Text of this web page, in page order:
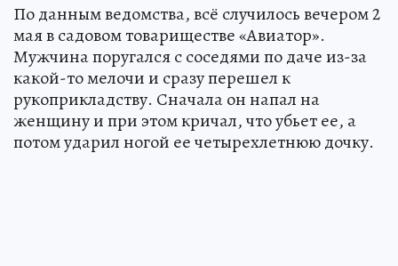
По данным ведомства, всё случилось вечером 2
мая в садовом товариществе «Авиатор».
Мужчина поругался с соседями по даче из-за
какой-то мелочи и сразу перешел к
рукоприкладству. Сначала он напал на
женщину и при этом кричал, что убьет ее, а
потом ударил ногой ее четырехлетнюю дочку.